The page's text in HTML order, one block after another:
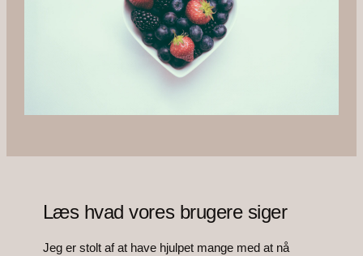
Læs hvad vores brugere siger
Jeg er stolt af at have hjulpet mange med at nå